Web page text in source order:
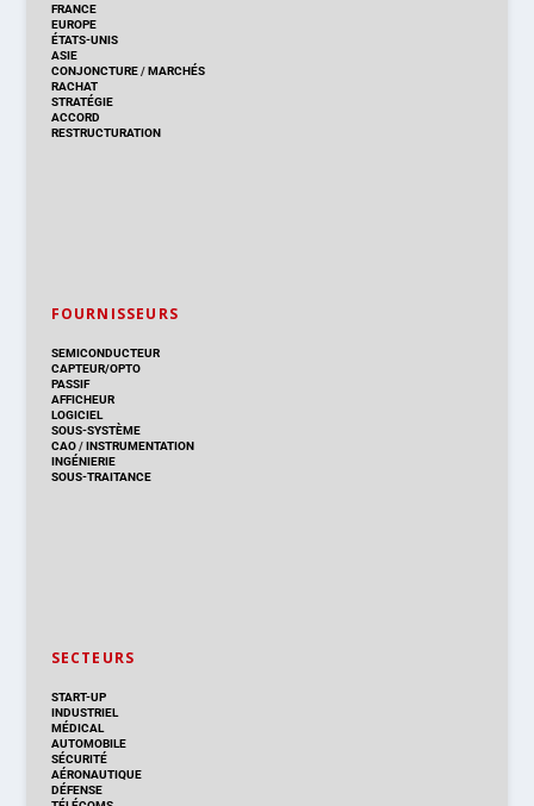
FRANCE
EUROPE
ÉTATS-UNIS
ASIE
CONJONCTURE/MARCHÉS
RACHAT
STRATÉGIE
ACCORD
RESTRUCTURATION
FOURNISSEURS
SEMICONDUCTEUR
CAPTEUR/OPTO
PASSIF
AFFICHEUR
LOGICIEL
SOUS-SYSTÈME
CAO/INSTRUMENTATION
INGÉNIERIE
SOUS-TRAITANCE
SECTEURS
START-UP
INDUSTRIEL
MÉDICAL
AUTOMOBILE
SÉCURITÉ
AÉRONAUTIQUE
DÉFENSE